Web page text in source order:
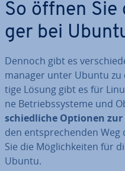
So öffnen
ger bei
Dennoch gibt es
ma­na­ger unter Ubuntu
ti­ge Lösung gibt es für
ne Be­triebs­sys­te­me und
schied­li­che Optionen
den ent­spre­chen­den
Sie die Mög­lich­kei­ten für
Ubuntu.